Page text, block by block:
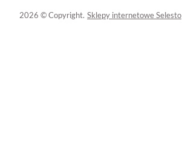
2026 © Copyright. Sklepy internetowe Selesto